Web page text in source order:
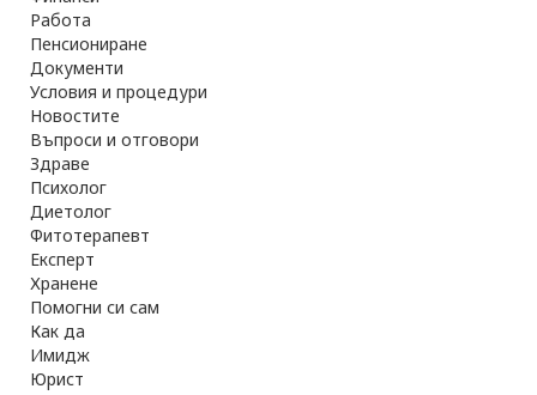
Работа
Пенсиониране
Документи
Условия и процедури
Новостите
Въпроси и отговори
Здраве
Психолог
Диетолог
Фитотерапевт
Експерт
Хранене
Помогни си сам
Как да
Имидж
Юрист